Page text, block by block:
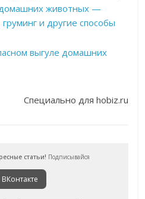
животных —
и другие способы
выгуле домашних
Специально для hobiz.ru
статьи! Подписывайся
ВКонтакте